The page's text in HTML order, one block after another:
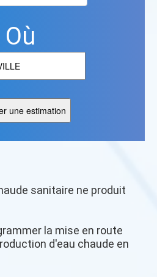
Où
sanitaire ne produit
la mise en route
d'eau chaude en